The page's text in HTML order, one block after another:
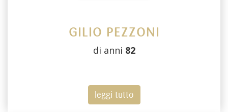
GILIO PEZZONI
di anni 82
leggi tutto